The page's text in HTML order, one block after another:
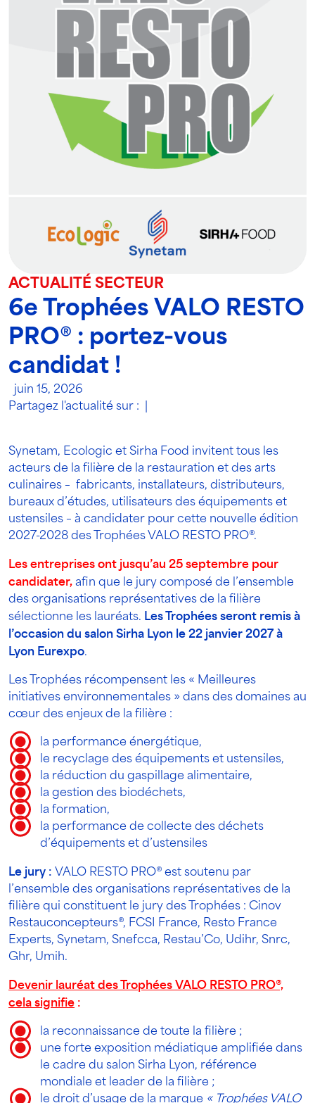
ACTUALITÉ SECTEUR
6e Trophées VALO RESTO
PRO® : portez-vous
candidat !
juin 15, 2026
Partagez l'actualité sur :
Synetam, Ecologic et Sirha Food invitent tous les
acteurs de la filière de la restauration et des arts
culinaires – fabricants, installateurs, distributeurs,
bureaux d’études, utilisateurs des équipements et
ustensiles – à candidater pour cette nouvelle édition
2027-2028 des Trophées VALO RESTO PRO®.
Les entreprises ont jusqu’au 25 septembre pour
candidater, afin que le jury composé de l’ensemble
des organisations représentatives de la filière
sélectionne les lauréats. Les Trophées seront remis à
l’occasion du salon Sirha Lyon le 22 janvier 2027 à
Lyon Eurexpo.
Les Trophées récompensent les « Meilleures
initiatives environnementales » dans des domaines au
cœur des enjeux de la filière :
la performance énergétique,
le recyclage des équipements et ustensiles,
la réduction du gaspillage alimentaire,
la gestion des biodéchets,
la formation,
la performance de collecte des déchets
d’équipements et d’ustensiles
Le jury : VALO RESTO PRO® est soutenu par
l’ensemble des organisations représentatives de la
filière qui constituent le jury des Trophées : Cinov
Restauconcepteurs®, FCSI France, Resto France
Experts, Synetam, Snefcca, Restau’Co, Udihr, Snrc,
Ghr, Umih.
Devenir lauréat des Trophées VALO RESTO PRO®,
cela signifie :
la reconnaissance de toute la filière ;
une forte exposition médiatique amplifiée dans
le cadre du salon Sirha Lyon, référence
mondiale et leader de la filière ;
le droit d’usage de la marque « Trophées VALO